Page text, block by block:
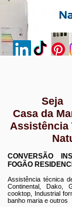
Casa
Assistência
CONVERSÃO
FOGÃO
Assistência técnica
Continental, Dako,
cooktop, Industrial
banho maria e outros